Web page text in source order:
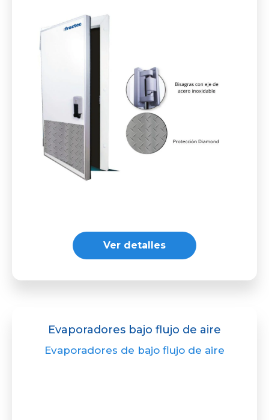
Ver detalles
Evaporadores bajo flujo de aire
Evaporadores de bajo flujo de aire